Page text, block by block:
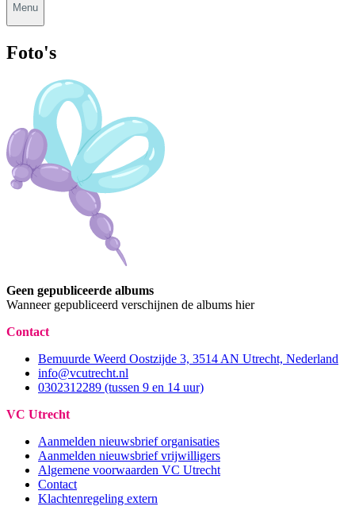
Menu
Foto's
Geen gepubliceerde albums
Wanneer gepubliceerd verschijnen de albums hier
Contact
Bemuurde Weerd Oostzijde 3, 3514 AN Utrecht, Nederland
info@vcutrecht.nl
0302312289 (tussen 9 en 14 uur)
VC Utrecht
Aanmelden nieuwsbrief organisaties
Aanmelden nieuwsbrief vrijwilligers
Algemene voorwaarden VC Utrecht
Contact
Klachtenregeling extern